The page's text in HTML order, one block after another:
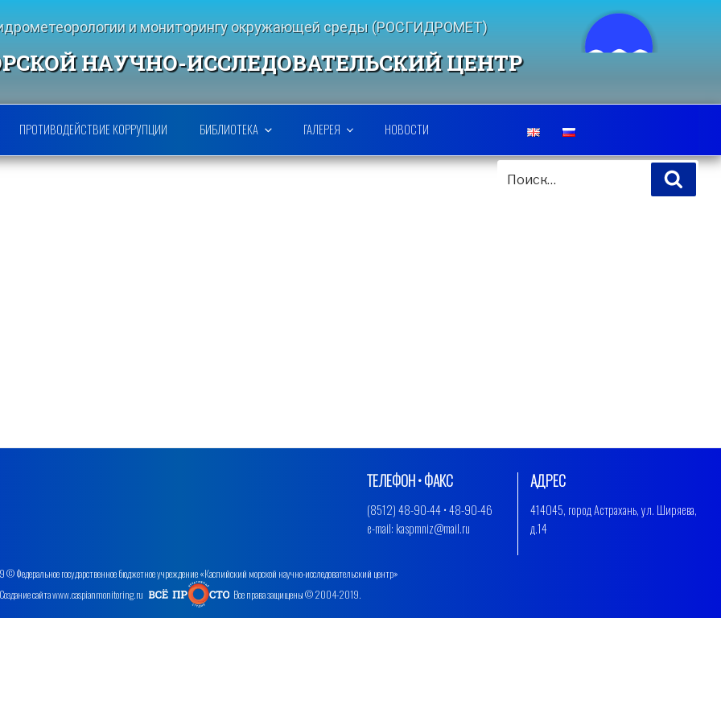
и мониторингу окружающей среды (РОСГИДРОМЕТ)
НАУЧНО-ИССЛЕДОВАТЕЛЬСКИЙ ЦЕНТР
ПРОТИВОДЕЙСТВИЕ КОРРУПЦИИ БИБЛИОТЕКА ГАЛЕРЕЯ НОВОСТИ
ИСКАТЬ:
АДРЕС
414045, город Астрахань, ул. Ширяева,
д.14
ТЕЛЕФОН • ФАКС
(8512) 48-90-44 • 48-90-46
e-mail: kaspmniz@mail.ru
Федеральное государственное бюджетное учреждение «Каспийский морской научно-исследовательский центр»
Создание сайта www.caspianmonitoring.ru
Все права защищены © 2004-2019.